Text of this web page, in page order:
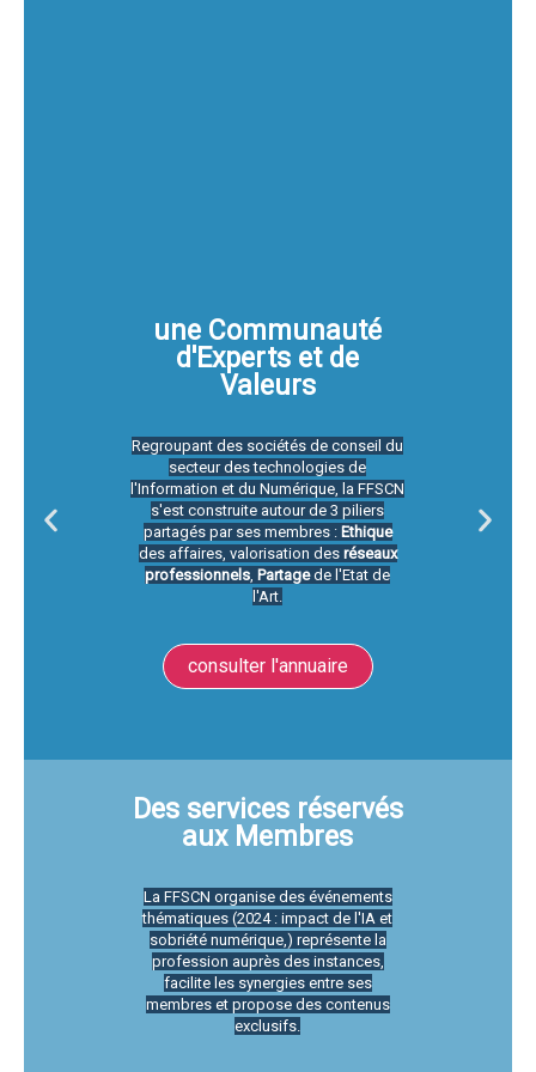
une Communauté
d'Experts et de
Valeurs
Regroupant des sociétés de conseil du
secteur des technologies de
l'Information et du Numérique, la FFSCN
s'est construite autour de 3 piliers
partagés par ses membres : Ethique
des affaires, valorisation des réseaux
professionnels, Partagede l'Etat de
l'Art.
consulter l'annuaire
Des services réservés
aux Membres
La FFSCN organise des événements
thématiques (2024 : impact de l'IA et
sobriété numérique,) représente la
profession auprès des instances,
facilite les synergies entre ses
membres et propose des contenus
exclusifs.